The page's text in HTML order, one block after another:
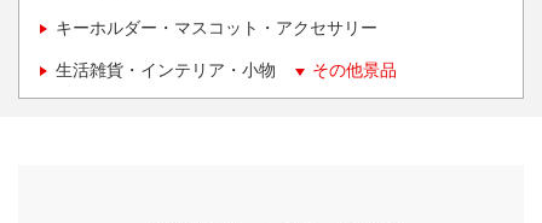
キーホルダー・マスコット・アクセサリー
生活雑貨・インテリア・小物 その他景品